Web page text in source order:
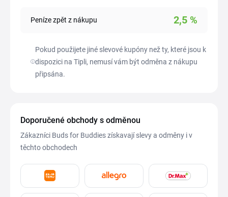
Peníze zpět z nákupu 2,5 %
Pokud použijete jiné slevové kupóny než ty, které jsou k
dispozici na Tipli, nemusí vám být odměna z nákupu
připsána.
Doporučené obchody s odměnou
Zákazníci Buds for Buddies získavají slevy a odměny i v
těchto obchodech